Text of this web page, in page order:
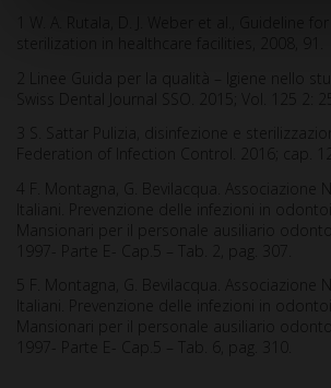
2 Linee Guida per la qualità – Igiene nello
Swiss Dental Journal SSO. 2015; Vol. 125 2:
3 S. Sattar Pulizia, disinfezione e
Federation of Infection Control. 2016; cap. 12.
4 F. Montagna, G. Bevilacqua. Associazione
Italiani. Prevenzione delle infezioni in
Mansionari per il personale ausiliario
1997- Parte E- Cap.5 – Tab. 2, pag. 307.
5 F. Montagna, G. Bevilacqua. Associazione
Italiani. Prevenzione delle infezioni in
Mansionari per il personale ausiliario
1997- Parte E- Cap.5 – Tab. 6, pag. 310.